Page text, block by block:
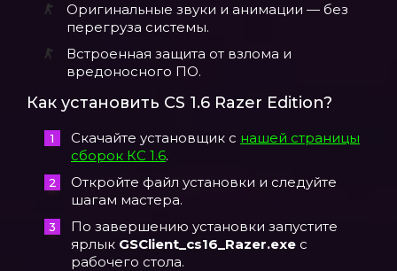
Оригинальные звуки и анимации — без
перегруза системы.
Встроенная защита от взлома и
вредоносного ПО.
Как установить CS 1.6 Razer Edition?
Скачайте установщик с нашей страницы
сборок КС 1.6.
Откройте файл установки и следуйте
шагам мастера.
По завершению установки запустите
ярлык GSClient_cs16_Razer.exe с
рабочего стола.